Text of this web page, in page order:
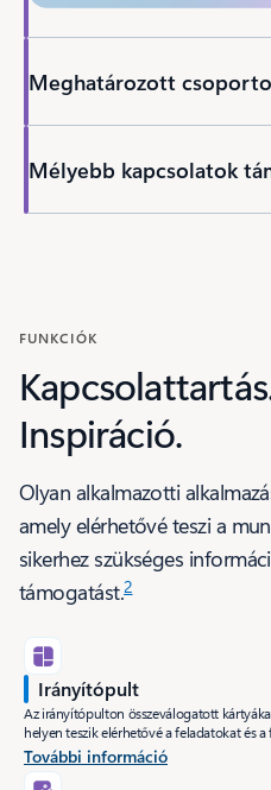
Meghatározott
Mélyebb kapcsolatok
FUNKCIÓK
Inspiráció.
Olyan alkalmazotti
amely elérhetővé teszi a
sikerhez szükséges
támogatást.2
Irányítópult
Az irányítópulton összeválogatott
helyen teszik elérhetővé a feladatokat és a
További információ